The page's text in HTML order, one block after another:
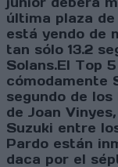
última plaza
está yendo de
tan sólo 13.2
Solans.El Top
cómodamente
segundo de
de Joan
Suzuki entre
Pardo están
daca por el